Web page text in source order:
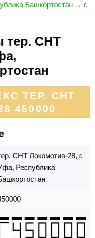
Башкортостан → г.
тер. СНТ
ТЕР. СНТ
450000
СНТ Локомотив-28, г.
Республика